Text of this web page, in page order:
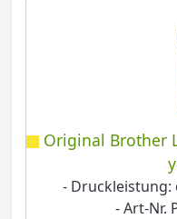
Original Brother
- Druckleistung:
- Art-Nr.